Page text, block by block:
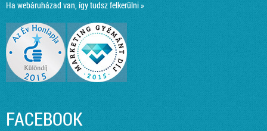
Ha webáruházad van, így tudsz felkerülni »
FACEBOOK